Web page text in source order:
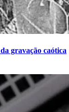
gravação caótica